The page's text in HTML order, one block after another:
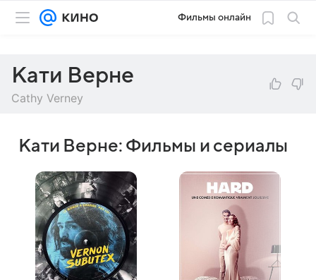
Фильмы онлайн
Кати Верне
Cathy Verney
Кати Верне: Фильмы и сериалы